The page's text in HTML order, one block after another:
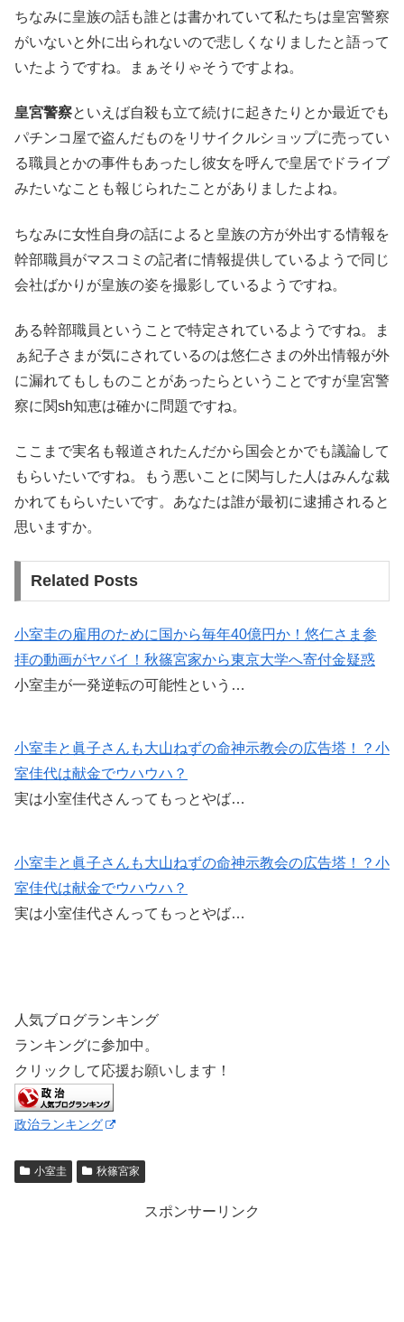
ちなみに皇族の話も誰とは書かれていて私たちは皇宮警察
がいないと外に出られないので悲しくなりましたと語って
いたようですね。まぁそりゃそうですよね。
皇宮警察といえば自殺も立て続けに起きたりとか最近でも
パチンコ屋で盗んだものをリサイクルショップに売ってい
る職員とかの事件もあったし彼女を呼んで皇居でドライブ
みたいなことも報じられたことがありましたよね。
ちなみに女性自身の話によると皇族の方が外出する情報を
幹部職員がマスコミの記者に情報提供しているようで同じ
会社ばかりが皇族の姿を撮影しているようですね。
ある幹部職員ということで特定されているようですね。ま
ぁ紀子さまが気にされているのは悠仁さまの外出情報が外
に漏れてもしものことがあったらということですが皇宮警
察に関sh知恵は確かに問題ですね。
ここまで実名も報道されたんだから国会とかでも議論して
もらいたいですね。もう悪いことに関与した人はみんな裁
かれてもらいたいです。あなたは誰が最初に逮捕されると
思いますか。
Related Posts
小室圭の雇用のために国から毎年40億円か！悠仁さま参
拝の動画がヤバイ！秋篠宮家から東京大学へ寄付金疑惑
小室圭が一発逆転の可能性という…
小室圭と眞子さんも大山ねずの命神示教会の広告塔！？小
室佳代は献金でウハウハ？
実は小室佳代さんってもっとやば…
小室圭と眞子さんも大山ねずの命神示教会の広告塔！？小
室佳代は献金でウハウハ？
実は小室佳代さんってもっとやば…
人気ブログランキング
ランキングに参加中。
クリックして応援お願いします！
政治ランキング
小室圭 秋篠宮家
スポンサーリンク